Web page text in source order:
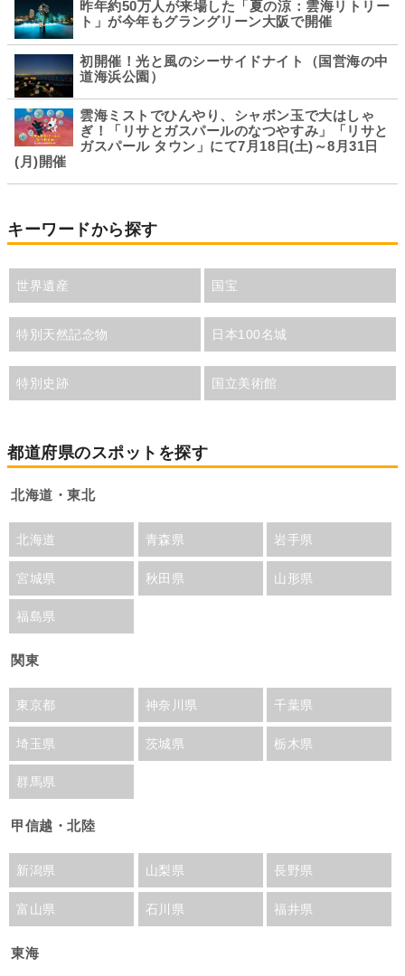
昨年約50万人が来場した「夏の涼：雲海リトリー
ト」が今年もグラングリーン大阪で開催
初開催！光と風のシーサイドナイト（国営海の中
道海浜公園）
雲海ミストでひんやり、シャボン玉で大はしゃ
ぎ！「リサとガスパールのなつやすみ」「リサと
ガスパール タウン」にて7月18日(土)～8月31日
(月)開催
キーワードから探す
世界遺産 国宝
特別天然記念物 日本100名城
特別史跡 国立美術館
都道府県のスポットを探す
北海道・東北
北海道 青森県 岩手県
宮城県 秋田県 山形県
福島県
関東
東京都 神奈川県 千葉県
埼玉県 茨城県 栃木県
群馬県
甲信越・北陸
新潟県 山梨県 長野県
富山県 石川県 福井県
東海